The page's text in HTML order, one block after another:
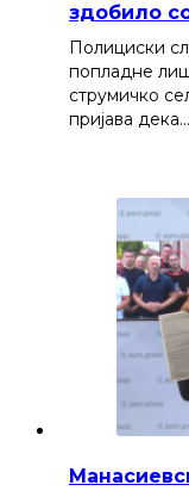
здобило
Полициски
попладне
струмичко
пријава дека…